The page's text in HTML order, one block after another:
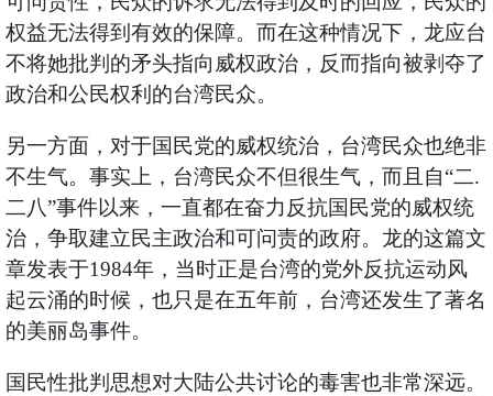
权益无法得到有效的保障。而在这种情况下，龙应台
不将她批判的矛头指向威权政治，反而指向被剥夺了
政治和公民权利的台湾民众。
另一方面，对于国民党的威权统治，台湾民众也绝非
不生气。事实上，台湾民众不但很生气，而且自“二.
二八”事件以来，一直都在奋力反抗国民党的威权统
治，争取建立民主政治和可问责的政府。龙的这篇文
章发表于1984年，当时正是台湾的党外反抗运动风
起云涌的时候，也只是在五年前，台湾还发生了著名
的美丽岛事件。
国民性批判思想对大陆公共讨论的毒害也非常深远。